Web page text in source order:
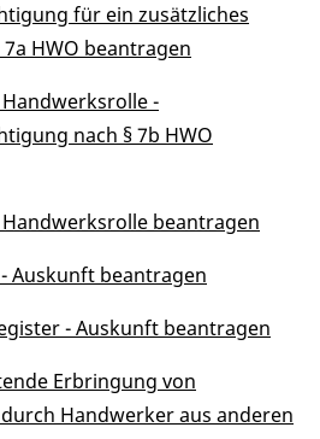
für ein zusätzliches
HWO beantragen
-
nach § 7b HWO
beantragen
Auskunft beantragen
- Auskunft beantragen
Erbringung von
Handwerker aus anderen